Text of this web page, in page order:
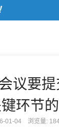
议要提
环节
01-04 浏览量: